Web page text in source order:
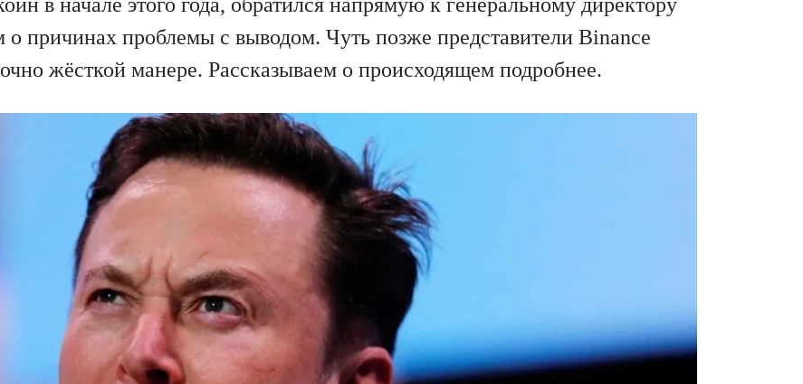
причинах проблемы с выводом. Чуть позже представители Binance
жёсткой манере. Рассказываем о происходящем подробнее.